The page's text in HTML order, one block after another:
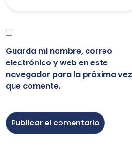
Guarda mi nombre, correo
electrónico y web en este
navegador para la próxima vez
que comente.